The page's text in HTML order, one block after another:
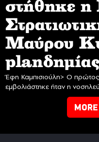
στήθηκε η
Mαύρου
planδημίας
Έφη Καμπισιούλη> Ο
εμβολιάστηκε ήταν η